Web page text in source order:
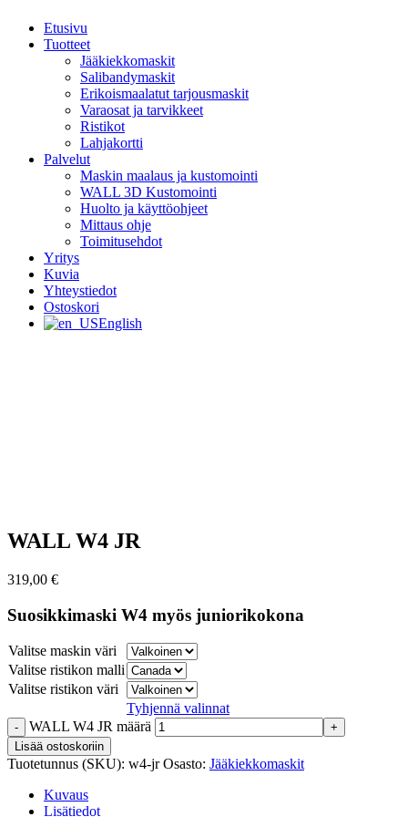
Etusivu
Tuotteet
Jääkiekkomaskit
Salibandymaskit
Erikoismaalatut tarjousmaskit
Varaosat ja tarvikkeet
Ristikot
Lahjakortti
Palvelut
Maskin maalaus ja kustomointi
WALL 3D Kustomointi
Huolto ja käyttöohjeet
Mittaus ohje
Toimitusehdot
Yritys
Kuvia
Yhteystiedot
Ostoskori
English
WALL W4 JR
319,00 €
Suosikkimaski W4 myös juniorikokona
Valitse maskin väri
Valitse ristikon malli
Valitse ristikon väri
Tyhjennä valinnat
WALL W4 JR määrä
Lisää ostoskoriin
Tuotetunnus (SKU): w4-jr Osasto: Jääkiekkomaskit
Kuvaus
Lisätiedot